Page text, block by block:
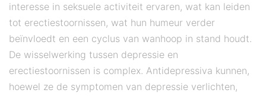
interesse in seksuele activiteit ervaren, wat kan leiden
tot erectiestoornissen, wat hun humeur verder
beïnvloedt en een cyclus van wanhoop in stand houdt.
De wisselwerking tussen depressie en
erectiestoornissen is complex. Antidepressiva kunnen,
hoewel ze de symptomen van depressie verlichten,